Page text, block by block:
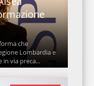
che
Lombardia e
in via preca...